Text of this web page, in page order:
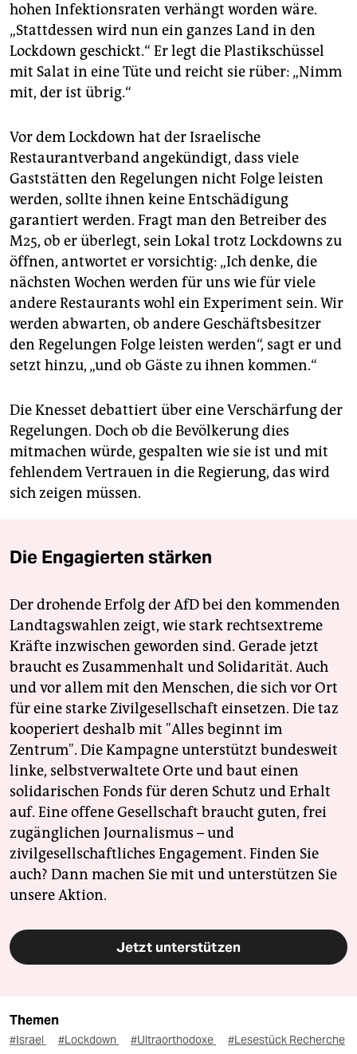
hohen Infektionsraten verhängt worden wäre.
„Stattdessen wird nun ein ganzes Land in den
Lockdown geschickt.“ Er legt die Plastikschüssel
mit Salat in eine Tüte und reicht sie rüber: „Nimm
mit, der ist übrig.“
Vor dem Lockdown hat der Israelische
Restaurantverband angekündigt, dass viele
Gaststätten den Regelungen nicht Folge leisten
werden, sollte ihnen keine Entschädigung
garantiert werden. Fragt man den Betreiber des
M25, ob er überlegt, sein Lokal trotz Lockdowns zu
öffnen, antwortet er vorsichtig: „Ich denke, die
nächsten Wochen werden für uns wie für viele
andere Restaurants wohl ein Experiment sein. Wir
werden abwarten, ob andere Geschäftsbesitzer
den Regelungen Folge leisten werden“, sagt er und
setzt hinzu, „und ob Gäste zu ihnen kommen.“
Die Knesset debattiert über eine Verschärfung der
Regelungen. Doch ob die Bevölkerung dies
mitmachen würde, gespalten wie sie ist und mit
fehlendem Vertrauen in die Regierung, das wird
sich zeigen müssen.
Die Engagierten stärken
Der drohende Erfolg der AfD bei den kommenden
Landtagswahlen zeigt, wie stark rechtsextreme
Kräfte inzwischen geworden sind. Gerade jetzt
braucht es Zusammenhalt und Solidarität. Auch
und vor allem mit den Menschen, die sich vor Ort
für eine starke Zivilgesellschaft einsetzen. Die taz
kooperiert deshalb mit "Alles beginnt im
Zentrum". Die Kampagne unterstützt bundesweit
linke, selbstverwaltete Orte und baut einen
solidarischen Fonds für deren Schutz und Erhalt
auf. Eine offene Gesellschaft braucht guten, frei
zugänglichen Journalismus – und
zivilgesellschaftliches Engagement. Finden Sie
auch? Dann machen Sie mit und unterstützen Sie
unsere Aktion.
Jetzt unterstützen
Themen
#Israel #Lockdown #Ultraorthodoxe
#Lesestück Recherche